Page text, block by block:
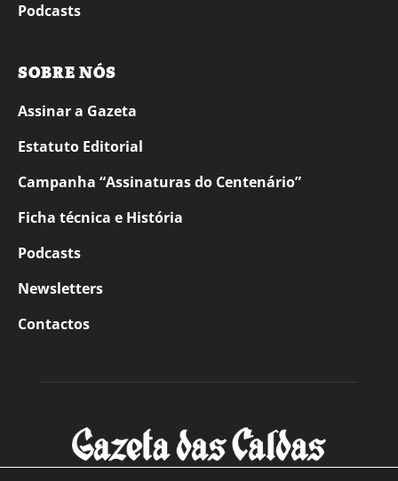
Podcasts
SOBRE NÓS
Assinar a Gazeta
Estatuto Editorial
Campanha “Assinaturas do Centenário”
Ficha técnica e História
Podcasts
Newsletters
Contactos